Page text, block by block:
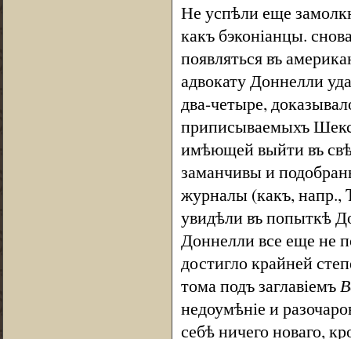
Не успѣли еще
какъ бэконіанцы.
появляться въ
адвокату Доннелли
два-четыре,
приписываемыхъ
имѣющей выйти въ
заманчивы и
журналы (какъ, напр.,
увидѣли въ попыткѣ
Доннелли все еще не
достигло крайней
тома подъ заглавіемъ
недоумѣніе и
себѣ ничего новаго,